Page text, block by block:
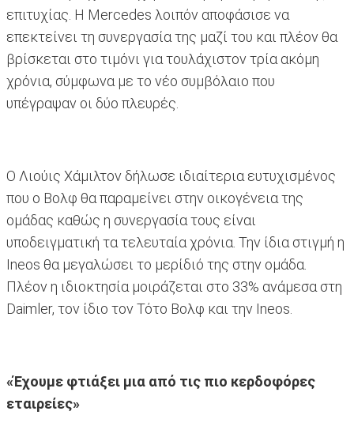
επιτυχίας. Η Mercedes λοιπόν αποφάσισε να
επεκτείνει τη συνεργασία της μαζί του και πλέον θα
βρίσκεται στο τιμόνι για τουλάχιστον τρία ακόμη
χρόνια, σύμφωνα με το νέο συμβόλαιο που
υπέγραψαν οι δύο πλευρές.
Ο Λιούις Χάμιλτον δήλωσε ιδιαίτερια ευτυχισμένος
που ο Βολφ θα παραμείνει στην οικογένεια της
ομάδας καθώς η συνεργασία τους είναι
υποδειγματική τα τελευταία χρόνια. Την ίδια στιγμή η
Ineos θα μεγαλώσει το μερίδιό της στην ομάδα.
Πλέον η ιδιοκτησία μοιράζεται στο 33% ανάμεσα στη
Daimler, τον ίδιο τον Τότο Βολφ και την Ineos.
«Έχουμε φτιάξει μια από τις πιο κερδοφόρες
εταιρείες»